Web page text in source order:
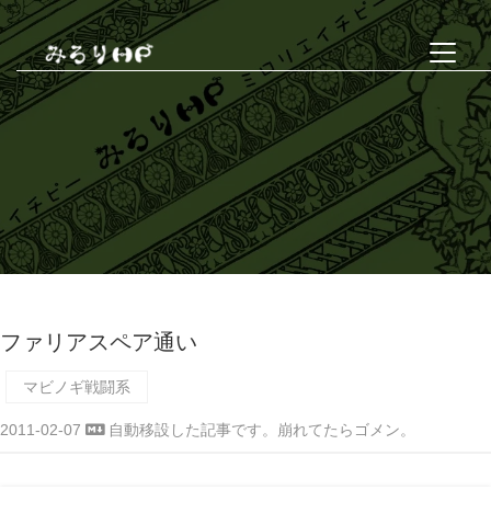
ファリアスペア通い
マビノギ戦闘系
2011-02-07 自動移設した記事です。崩れてたらゴメン。